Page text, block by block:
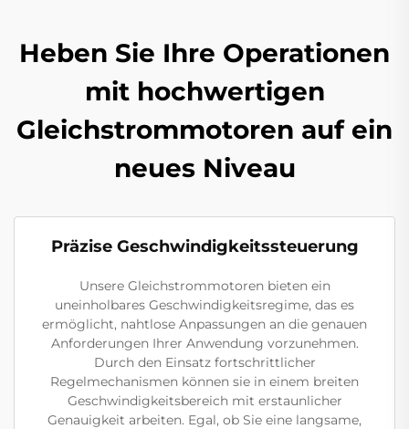
Heben Sie Ihre Operationen
mit hochwertigen
Gleichstrommotoren auf ein
neues Niveau
Präzise Geschwindigkeitssteuerung
Unsere Gleichstrommotoren bieten ein
uneinholbares Geschwindigkeitsregime, das es
ermöglicht, nahtlose Anpassungen an die genauen
Anforderungen Ihrer Anwendung vorzunehmen.
Durch den Einsatz fortschrittlicher
Regelmechanismen können sie in einem breiten
Geschwindigkeitsbereich mit erstaunlicher
Genauigkeit arbeiten. Egal, ob Sie eine langsame,